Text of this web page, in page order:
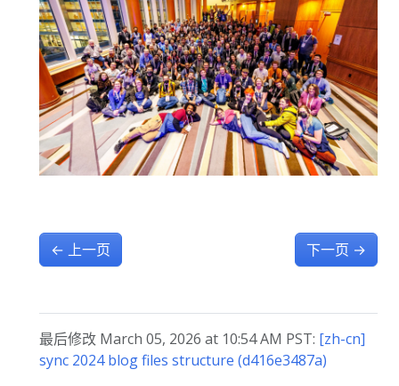
← 上一页 下一页 →
最后修改 March 05, 2026 at 10:54 AM PST: [zh-cn]
sync 2024 blog files structure (d416e3487a)